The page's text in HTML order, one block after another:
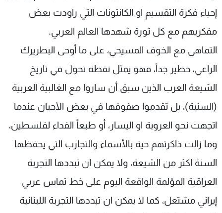
إحياء فكرة التقسيم او الكانتونات التي راودت بعض
مفكريهم مع كل ثورة شهدها العالم العربي.
التماهي مع الخوف المسيحي، على ما أوحى البطريرك
الراعي، خطير جداً، فهو يمثل نقطة تحول في تاريخ
الشيعة العرب الذين سبق أن ساروا مع الغالبية العربية
(السنية)، بل تقدموا صفوفها في بعض الأحيان عندما
اتجهت نحو العروبة او اليسار، أو طبعاً الفداء لفلسطين،
وما زالت ذاكرتهم حية بالأسماء والتجارب التي يحفظها
السنة اكثر من الشيعة، ولا يمكن ان تبددها التجربة
العراقية المؤلمة الواقعة اليوم على خط تماس عربي
إيراني مشتعل، كما لا يمكن ان تبددها التجربة اللبنانية